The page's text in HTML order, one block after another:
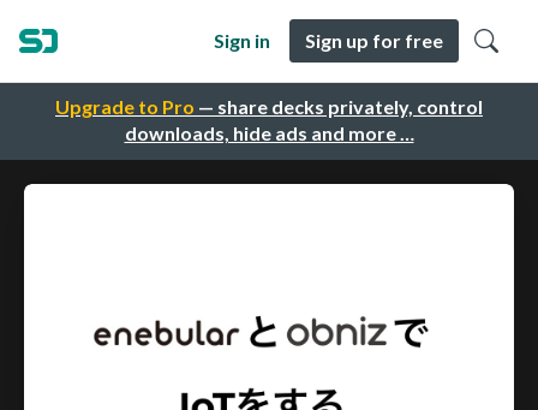
Upgrade to Pro — share decks privately, control
downloads, hide ads and more …
Sign in Sign up for free